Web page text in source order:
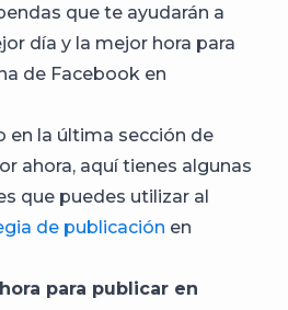
que te ayudarán a
día y la mejor hora para
de Facebook en
en la última sección de
ahora, aquí tienes algunas
que puedes utilizar al
de publicación en
para publicar en